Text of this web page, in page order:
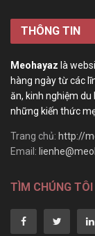
THÔNG TIN
Meohayaz là
hàng ngày từ các
ăn, kinh nghiệm
những kiến thức
Trang chủ: http://
Email:
TÌM CHÚNG TÔI